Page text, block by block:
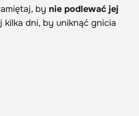
by nie podlewać jej
kilka dni, by uniknąć gnicia